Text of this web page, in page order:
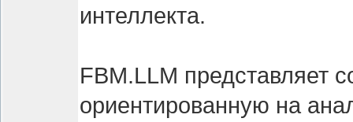
интеллекта.
FBM.LLM представляет
ориентированную на